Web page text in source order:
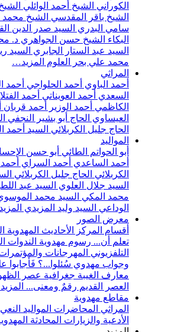
الكوراني الشيخ أحمد الوائلي
الشيخ باقر المقدسي الشيخ
سامي البدري السيد صدر الدين
البكاء الشيخ حسن الجواهري د.
السيد عبد الستار الجابري السيد
محمد علي بحر العلوم المزيد…
المراثي
أحمد الباوي أحمد الحلواجي أحمد
السعدي أحمد العويناتي أحمد
الكاظمي أحمد الوزير أحمد قربان
العيساوي الحاج أبو بشير النجفي
الحاج جليل الكربلائي السيد أحمد
المواليد
أبو الحواتم الطائي أبو حسن
أحمد الساعدي أحمد السراي
الكربلائي الحاج جليل الكربلائي
السيد جلال العلوي السيد عبد
محمد المكي السيد محمد
الوداعي السيد وليد المزيدي
معرض الصور
أقسام المركز
الأحاديث المهدوية
تعلم أن... رسوم مهدوية الندوات
التلفزيوني المهرجانات
وجواب مهدوي سُئلوا...؟ فَأجابوا
معارف الغيبة جغرافية عصر
العصر القديم رقمٌ ومعنى...
مقاطع مهدوية
المراثي المحاضرات المواليد النعي
الأدعية والزيارات المحادثة